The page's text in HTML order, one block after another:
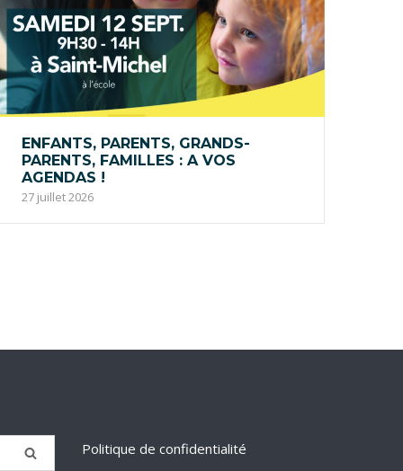
ENFANTS, PARENTS, GRANDS-
PARENTS, FAMILLES : A VOS
AGENDAS !
27 juillet 2026
Politique de confidentialité